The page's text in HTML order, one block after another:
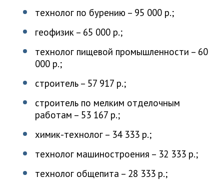
технолог по бурению – 95 000 р.;
геофизик – 65 000 р.;
технолог пищевой промышленности – 60
000 р.;
строитель – 57 917 р.;
строитель по мелким отделочным
работам – 53 167 р.;
химик-технолог – 34 333 р.;
технолог машиностроения – 32 333 р.;
технолог общепита – 28 333 р.;